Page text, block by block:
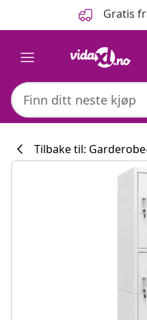
Gratis
Tilbake til: